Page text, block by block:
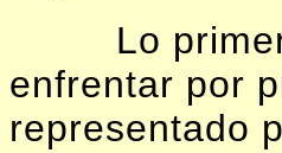
Lo
enfrentar por
representado